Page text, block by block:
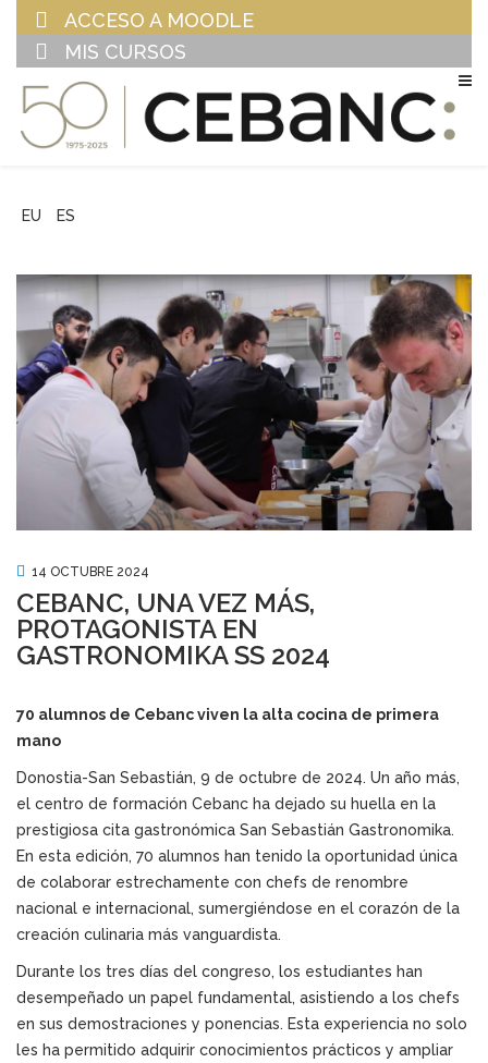
ACCESO A MOODLE
MIS CURSOS
EU ES
14 OCTUBRE 2024
CEBANC, UNA VEZ MÁS,
PROTAGONISTA EN
GASTRONOMIKA SS 2024
70 alumnos de Cebanc viven la alta cocina de primera
mano
Donostia-San Sebastián, 9 de octubre de 2024. Un año más,
el centro de formación Cebanc ha dejado su huella en la
prestigiosa cita gastronómica San Sebastián Gastronomika.
En esta edición, 70 alumnos han tenido la oportunidad única
de colaborar estrechamente con chefs de renombre
nacional e internacional, sumergiéndose en el corazón de la
creación culinaria más vanguardista.
Durante los tres días del congreso, los estudiantes han
desempeñado un papel fundamental, asistiendo a los chefs
en sus demostraciones y ponencias. Esta experiencia no solo
les ha permitido adquirir conocimientos prácticos y ampliar